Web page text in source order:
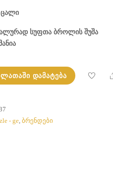
ცალი
სუფთა ბროლის შუშა
ᲓᲐᲛᲐᲢᲔᲑᲐ
- ge, ბრენდები